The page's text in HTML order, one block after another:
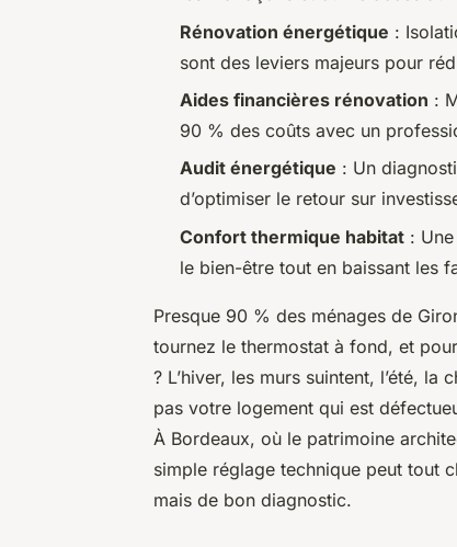
Rénovation énergétique :
sont des leviers majeurs pour
Aides financières rénovation :
90 % des coûts avec un
Audit énergétique : Un
d’optimiser le retour sur
Confort thermique habitat :
le bien-être tout en baissant les
Presque 90 % des ménages de
tournez le thermostat à fond, et
? L’hiver, les murs suintent, l’été, la
pas votre logement qui est
À Bordeaux, où le patrimoine
simple réglage technique peut tout
mais de bon diagnostic.